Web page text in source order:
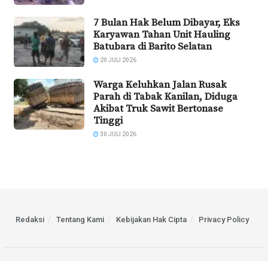
7 Bulan Hak Belum Dibayar, Eks
Karyawan Tahan Unit Hauling
Batubara di Barito Selatan
20 JULI 2026
Warga Keluhkan Jalan Rusak
Parah di Tabak Kanilan, Diduga
Akibat Truk Sawit Bertonase
Tinggi
30 JULI 2026
Redaksi Tentang Kami Kebijakan Hak Cipta Privacy Policy